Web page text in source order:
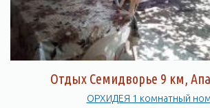
Отдых Семидворье 9 км,
ОРХИДЕЯ 1 комнатный